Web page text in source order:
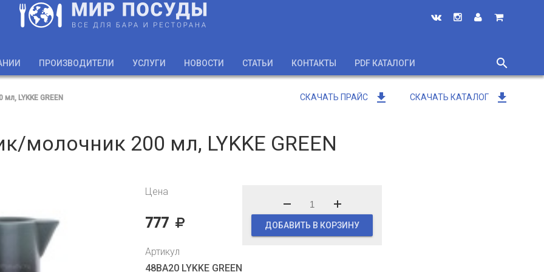
ПРОИЗВОДИТЕЛИ УСЛУГИ НОВОСТИ СТАТЬИ КОНТАКТЫ PDF КАТАЛОГИ
search
close
СКАЧАТЬ ПРАЙС get_app СКАЧАТЬ КАТАЛОГ get_app
LYKKE GREEN
молочник 200 мл, LYKKE GREEN
Цена
777 ДОБАВИТЬ В КОРЗИНУ
Артикул
48BA20 LYKKE GREEN